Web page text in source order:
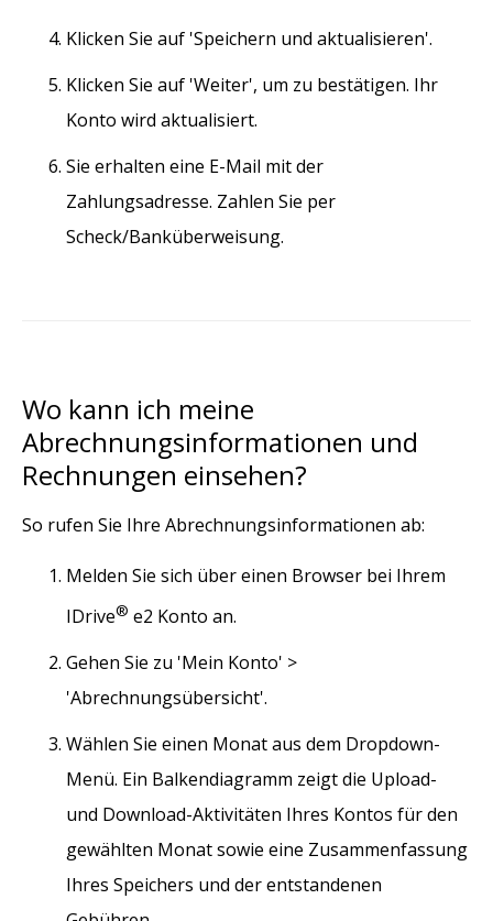
Klicken Sie auf 'Speichern und aktualisieren'.
Klicken Sie auf 'Weiter', um zu bestätigen. Ihr
Konto wird aktualisiert.
Sie erhalten eine E-Mail mit der
Zahlungsadresse. Zahlen Sie per
Scheck/Banküberweisung.
Wo kann ich meine
Abrechnungsinformationen und
Rechnungen einsehen?
So rufen Sie Ihre Abrechnungsinformationen ab:
Melden Sie sich über einen Browser bei Ihrem
IDrive® e2 Konto an.
Gehen Sie zu 'Mein Konto' >
'Abrechnungsübersicht'.
Wählen Sie einen Monat aus dem Dropdown-
Menü. Ein Balkendiagramm zeigt die Upload-
und Download-Aktivitäten Ihres Kontos für den
gewählten Monat sowie eine Zusammenfassung
Ihres Speichers und der entstandenen